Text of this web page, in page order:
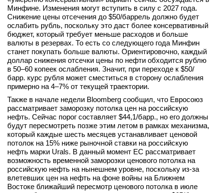
Минфине. Изменения могут вступить в силу с 2027 года.
Снижение цены отсечения до $50/баррель должно будет
ослабить рубль, поскольку это даст более консервативный
бюджет, который требует меньше расходов и больше
валюты в резервах. То есть со следующего года Минфин
станет покупать больше валюты. Ориентировочно, каждый
доллар снижения отсечки цены по нефти обходится рублю
в 50–60 копеек ослабления. Значит, при переходе к $50/
барр. курс рубля может сместиться в сторону ослабления
примерно на 4–7% от текущей траектории.
Также в начале недели Bloomberg сообщил, что Евросоюз
рассматривает заморозку потолка цен на российскую
нефть. Сейчас порог составляет $44,1/барр., но его должны
будут пересмотреть позже этим летом в рамках механизма,
который каждые шесть месяцев устанавливает ценовой
потолок на 15% ниже рыночной ставки на российскую
нефть марки Urals. В данный момент ЕС рассматривает
возможность временной заморозки ценового потолка на
российскую нефть на нынешнем уровне, поскольку из-за
влетевших цен на нефть на фоне войны на Ближнем
Востоке ближайший пересмотр ценового потолка в июле